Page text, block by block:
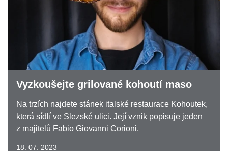
Vyzkoušejte grilované kohoutí maso
Na trzích najdete stánek italské restaurace Kohoutek,
která sídlí ve Slezské ulici. Její vznik popisuje jeden
z majitelů Fabio Giovanni Corioni.
18. 07. 2023